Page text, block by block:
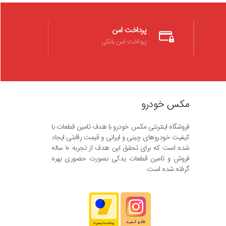
پرداخت امن
پرداخت امن بانکی
مکس خودرو
فروشگاه اینترنتی مکس خودرو با هدف تامین قطعات با
کیفیت خودروهای چینی و ایرانی و قیمت رقابتی ایجاد
شده است که برای تحقق این هدف از تجربه ۱۰ ساله
فروش و تامین قطعات یدکی بصورت حضوری بهره
گرفته شده است.